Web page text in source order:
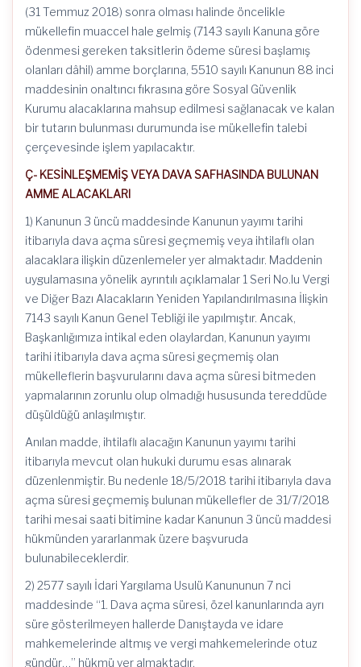
(31 Temmuz 2018) sonra olması halinde öncelikle
mükellefin muaccel hale gelmiş (7143 sayılı Kanuna göre
ödenmesi gereken taksitlerin ödeme süresi başlamış
olanları dâhil) amme borçlarına, 5510 sayılı Kanunun 88 inci
maddesinin onaltıncı fıkrasına göre Sosyal Güvenlik
Kurumu alacaklarına mahsup edilmesi sağlanacak ve kalan
bir tutarın bulunması durumunda ise mükellefin talebi
çerçevesinde işlem yapılacaktır.
Ç- KESİNLEŞMEMİŞ VEYA DAVA SAFHASINDA BULUNAN
AMME ALACAKLARI
1) Kanunun 3 üncü maddesinde Kanunun yayımı tarihi
itibarıyla dava açma süresi geçmemiş veya ihtilaflı olan
alacaklara ilişkin düzenlemeler yer almaktadır. Maddenin
uygulamasına yönelik ayrıntılı açıklamalar 1 Seri No.lu Vergi
ve Diğer Bazı Alacakların Yeniden Yapılandırılmasına İlişkin
7143 sayılı Kanun Genel Tebliği ile yapılmıştır. Ancak,
Başkanlığımıza intikal eden olaylardan, Kanunun yayımı
tarihi itibarıyla dava açma süresi geçmemiş olan
mükelleflerin başvurularını dava açma süresi bitmeden
yapmalarının zorunlu olup olmadığı hususunda tereddüde
düşüldüğü anlaşılmıştır.
Anılan madde, ihtilaflı alacağın Kanunun yayımı tarihi
itibarıyla mevcut olan hukuki durumu esas alınarak
düzenlenmiştir. Bu nedenle 18/5/2018 tarihi itibarıyla dava
açma süresi geçmemiş bulunan mükellefler de 31/7/2018
tarihi mesai saati bitimine kadar Kanunun 3 üncü maddesi
hükmünden yararlanmak üzere başvuruda
bulunabileceklerdir.
2) 2577 sayılı İdari Yargılama Usulü Kanununun 7 nci
maddesinde “1. Dava açma süresi, özel kanunlarında ayrı
süre gösterilmeyen hallerde Danıştayda ve idare
mahkemelerinde altmış ve vergi mahkemelerinde otuz
gündür…” hükmü yer almaktadır.